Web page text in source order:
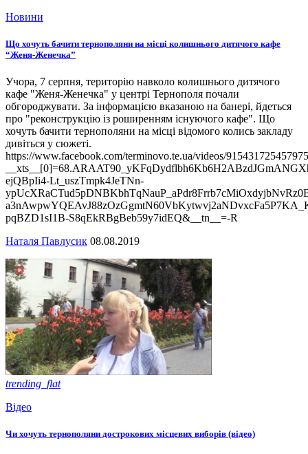
Новини
Що хочуть бачити тернополяни на місці колишнього дитячого кафе
“Женя-Женечка”
Учора, 7 серпня, територію навколо колишнього дитячого
кафе "Женя-Женечка" у центрі Тернополя почали
обгороджувати. За інформацією вказаною на банері, йдеться
про "реконструкцію із роширенням існуючого кафе". Що
хочуть бачити тернополяни на місці відомого колись закладу
дивіться у сюжеті.
https://www.facebook.com/terminovo.te.ua/videos/
ejQBpIi4-Lt_uszTmpk4JeTNn-
pqBZD1sI1B-S8qEkRBgBeb59y7idEQ&__tn__=-R
Наталя Павлусик 08.08.2019
trending_flat
Відео
Чи хочуть тернополяни дострокових місцевих виборів (відео)